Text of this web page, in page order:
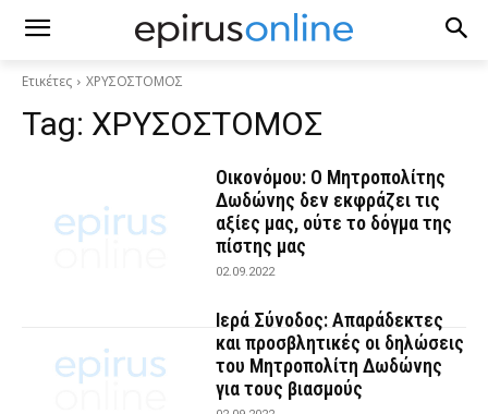
Ετικέτες ΧΡΥΣΟΣΤΟΜΟΣ
Tag: ΧΡΥΣΟΣΤΟΜΟΣ
Οικονόμου: Ο Μητροπολίτης
Δωδώνης δεν εκφράζει τις
αξίες μας, ούτε το δόγμα της
πίστης μας
02.09.2022
Ιερά Σύνοδος: Απαράδεκτες
και προσβλητικές οι δηλώσεις
του Μητροπολίτη Δωδώνης
για τους βιασμούς